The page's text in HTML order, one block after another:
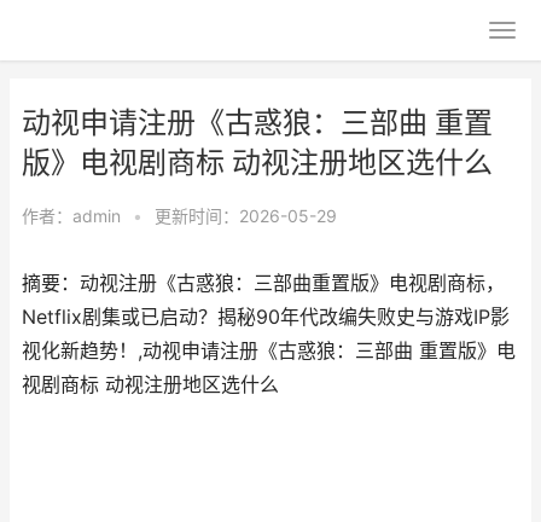
动视申请注册《古惑狼：三部曲 重置
版》电视剧商标 动视注册地区选什么
作者： admin • 更新时间：2026-05-29
摘要：动视注册《古惑狼：三部曲重置版》电视剧商标，
Netflix剧集或已启动？揭秘90年代改编失败史与游戏IP影
视化新趋势！,动视申请注册《古惑狼：三部曲 重置版》电
视剧商标 动视注册地区选什么